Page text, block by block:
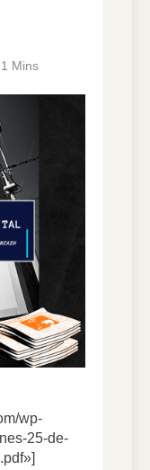
VIRTUAL
VIRTUAL
VIRTUAL
VIRTUAL
1 Mins
wp-
25-de-